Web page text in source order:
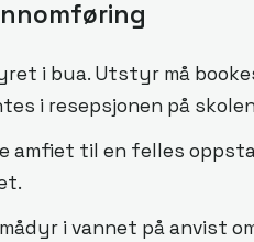
i bua. Utstyr må
i resepsjonen på
amfiet til en felles
i vannet på anvist